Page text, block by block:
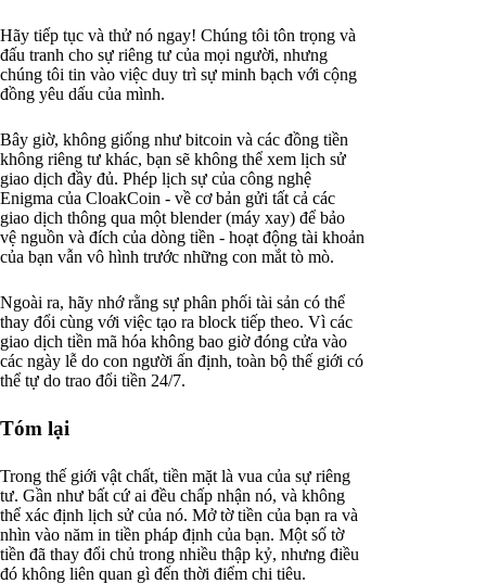
Hãy tiếp tục và thử nó ngay! Chúng tôi tôn trọng và
đấu tranh cho sự riêng tư của mọi người, nhưng
chúng tôi tin vào việc duy trì sự minh bạch với cộng
đồng yêu dấu của mình.
Bây giờ, không giống như bitcoin và các đồng tiền
không riêng tư khác, bạn sẽ không thể xem lịch sử
giao dịch đầy đủ. Phép lịch sự của công nghệ
Enigma của CloakCoin - về cơ bản gửi tất cả các
giao dịch thông qua một blender (máy xay) để bảo
vệ nguồn và đích của dòng tiền - hoạt động tài khoản
của bạn vẫn vô hình trước những con mắt tò mò.
Ngoài ra, hãy nhớ rằng sự phân phối tài sản có thể
thay đổi cùng với việc tạo ra block tiếp theo. Vì các
giao dịch tiền mã hóa không bao giờ đóng cửa vào
các ngày lễ do con người ấn định, toàn bộ thế giới có
thể tự do trao đổi tiền 24/7.
Tóm lại
Trong thế giới vật chất, tiền mặt là vua của sự riêng
tư. Gần như bất cứ ai đều chấp nhận nó, và không
thể xác định lịch sử của nó. Mở tờ tiền của bạn ra và
nhìn vào năm in tiền pháp định của bạn. Một số tờ
tiền đã thay đổi chủ trong nhiều thập kỷ, nhưng điều
đó không liên quan gì đến thời điểm chi tiêu.